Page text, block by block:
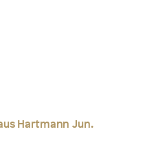
Hartmann Jun.